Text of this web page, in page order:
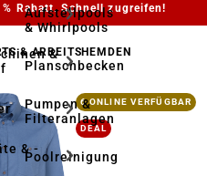
&
& -
Aufstellpools
& Whirlpools
Planschbecken
Pumpen &
Filteranlagen
Poolreinigung
Rabatt. Schnell zugreifen!
& ARBEITSHEMDEN
6 ONLINE VERFÜGBAR
DEAL